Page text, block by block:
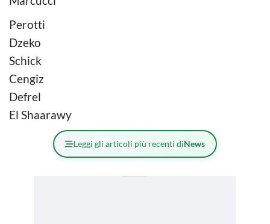
Perotti
Dzeko
Schick
Cengiz
Defrel
El Shaarawy
Leggi gli articoli più recenti diNews